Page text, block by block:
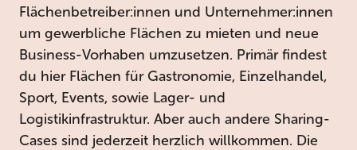
Flächenbetreiber:innen und Unternehmer:innen
um gewerbliche Flächen zu mieten und neue
Business-Vorhaben umzusetzen. Primär findest
du hier Flächen für Gastronomie, Einzelhandel,
Sport, Events, sowie Lager- und
Logistikinfrastruktur. Aber auch andere Sharing-
Cases sind jederzeit herzlich willkommen. Die